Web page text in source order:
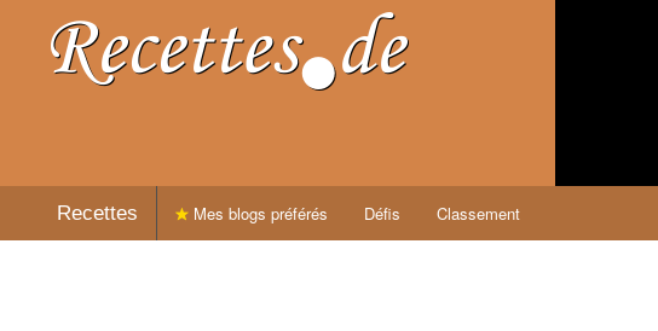
Recettes Mes blogs préférés Défis Classement